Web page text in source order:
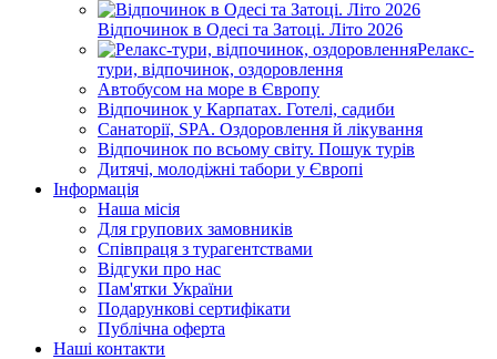
Відпочинок в Одесі та Затоці. Літо 2026
Релакс-
тури, відпочинок, оздоровлення
Автобусом на море в Європу
Відпочинок у Карпатах. Готелі, садиби
Санаторії, SPA. Оздоровлення й лікування
Відпочинок по всьому світу. Пошук турів
Дитячі, молодіжні табори у Європі
Інформація
Наша місія
Для групових замовників
Співпраця з турагентствами
Відгуки про нас
Пам'ятки України
Подарункові сертифікати
Публічна оферта
Наші контакти